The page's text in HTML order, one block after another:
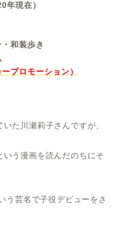
年現在）
和装歩き
プロモーション）
た川瀬莉子さんですが、
いう漫画を読んだのちにそ
う芸名で子役デビューをさ